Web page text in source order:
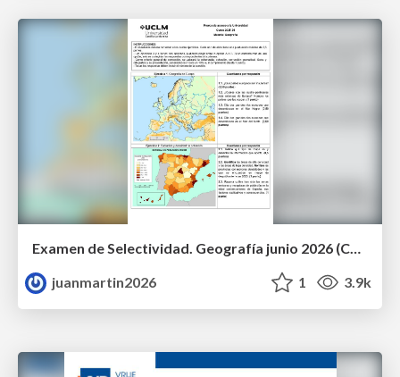
Examen de Selectividad. Geografía junio 2026 (Convocatoria Ordinaria). UCLM
juanmartin2026
1 3.9k